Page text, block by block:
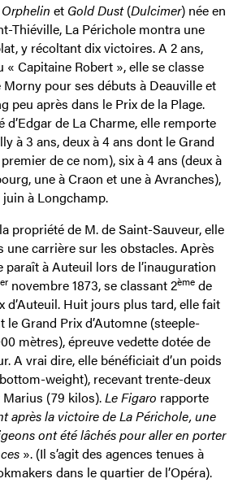
Orphelin et Gold Dust(Dulcimer) née en
Thiéville, La Périchole montra une
y récoltant dix victoires. A 2 ans,
Capitaine Robert », elle se classe
pour ses débuts à Deauville et
peu après dans le Prix de la Plage.
d’Edgar de La Charme, elle remporte
à 3 ans, deux à 4 ans dont le Grand
de ce nom), six à 4 ans (deux à
une à Craon et une à Avranches),
à Longchamp.
propriété de M. de Saint-Sauveur, elle
une carrière sur les obstacles. Après
paraît à Auteuil lors de l’inauguration
er novembre 1873, se classant 2ème de
d’Auteuil. Huit jours plus tard, elle fait
le Grand Prix d’Automne (steeple-
mètres), épreuve vedette dotée de
A vrai dire, elle bénéficiait d’un poids
weight), recevant trente-deux
(79 kilos).Le Figaro rapporte
après la victoire de La Périchole, une
ont été lâchés pour aller en porter
». (Il s’agit des agences tenues à
dans le quartier de l’Opéra).